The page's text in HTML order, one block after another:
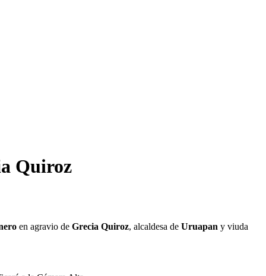
Quiroz
en agravio de Grecia Quiroz, alcaldesa de Uruapan y viuda